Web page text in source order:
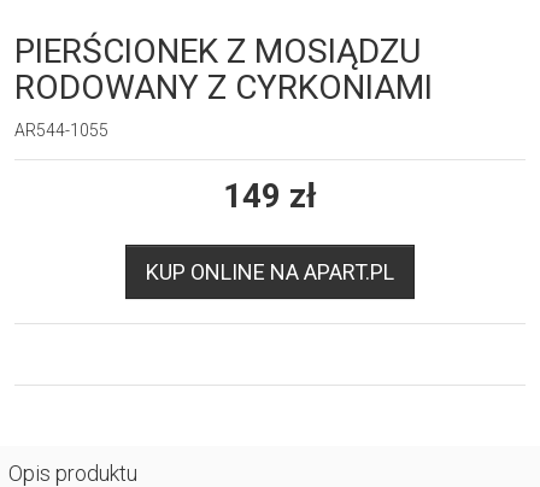
PIERŚCIONEK Z MOSIĄDZU
RODOWANY Z CYRKONIAMI
AR544-1055
149 zł
KUP ONLINE NA APART.PL
Opis produktu